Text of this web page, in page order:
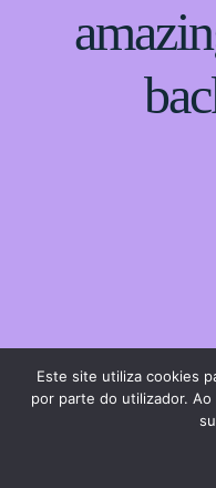
Este site utiliza cookies
por parte do utilizador.